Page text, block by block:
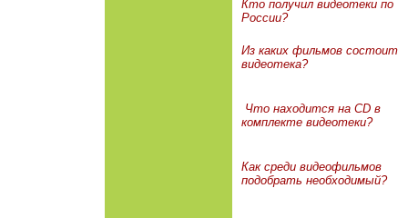
Кто получил видеотеки по
России?
Из каких фильмов состоит
видеотека?
Что находится на CD в
комплекте видеотеки?
Как среди видеофильмов
подобрать необходимый?